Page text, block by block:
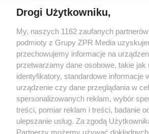
Włóż kawałek
szuflady i
problemie.
pociemniałą
Drogi Użytkowniku,
My, naszych 1162 zaufanych
podmioty z Grupy ZPR Media
przechowujemy informacje na
przetwarzamy dane osobowe, takie jak
identyfikatory, standardowe informacje
urządzenie czy dane przeglądania w
spersonalizowanych reklam, wybór
treści, pomiar reklam i treści, badanie
ulepszanie usług. Za zgodą
Partnerzy możemy używać